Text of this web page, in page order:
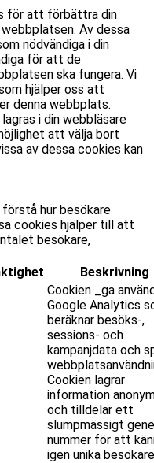
för att förbättra din
Av dessa
nödvändiga i din
för att de
ska fungera. Vi
hjälper oss att
denna webbplats.
i din webbläsare
att välja bort
av dessa cookies kan
hur besökare
cookies hjälper till att
besökare,
Beskrivning
Cookien _ga
Google Analytics
beräknar besöks-,
sessions- och
kampanjdata och
Cookien lagrar
information
och tilldelar ett
slumpmässigt
nummer för att
igen unika